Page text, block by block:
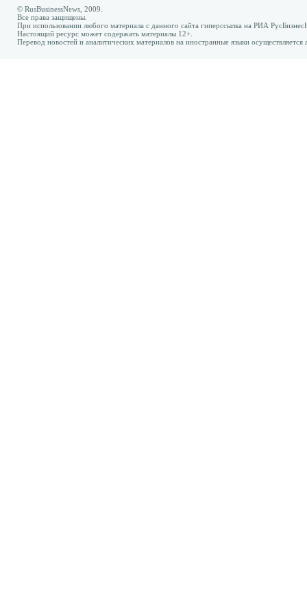
© RusBusinessNews, 2009.
Все права защищены.
При использовании любого материала с данного сайта гиперссылка на РИА
Настоящий ресурс может содержать материалы 12+.
Перевод новостей и аналитических материалов на иностранные языки осуществляется